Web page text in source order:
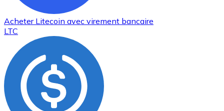
Acheter Litecoin avec virement bancaire
LTC